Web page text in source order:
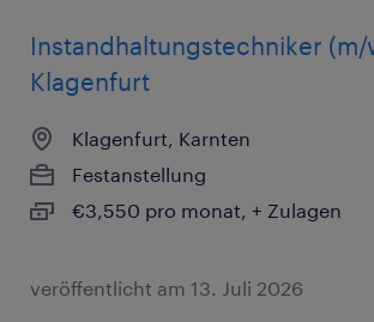
Instandhaltungstechniker (m/
Klagenfurt
Klagenfurt, Karnten
Festanstellung
€3,550 pro monat, + Zulagen
veröffentlicht am 13. Juli 2026